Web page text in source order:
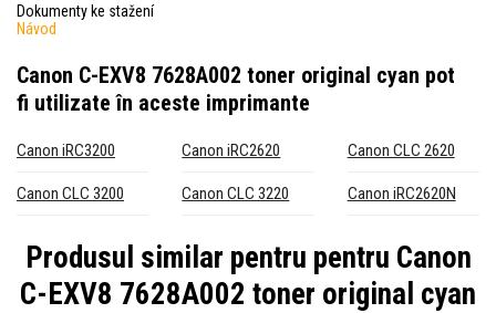
Dokumenty ke stažení
Návod
Canon C-EXV8 7628A002 toner original cyan pot
fi utilizate în aceste imprimante
Canon iRC3200 Canon iRC2620 Canon CLC 2620
Canon CLC 3200 Canon CLC 3220 Canon iRC2620N
Produsul similar pentru pentru Canon
C-EXV8 7628A002 toner original cyan